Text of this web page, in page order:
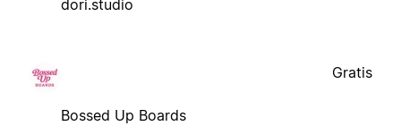
dori.studio
Bossed Up Boards
Gratis